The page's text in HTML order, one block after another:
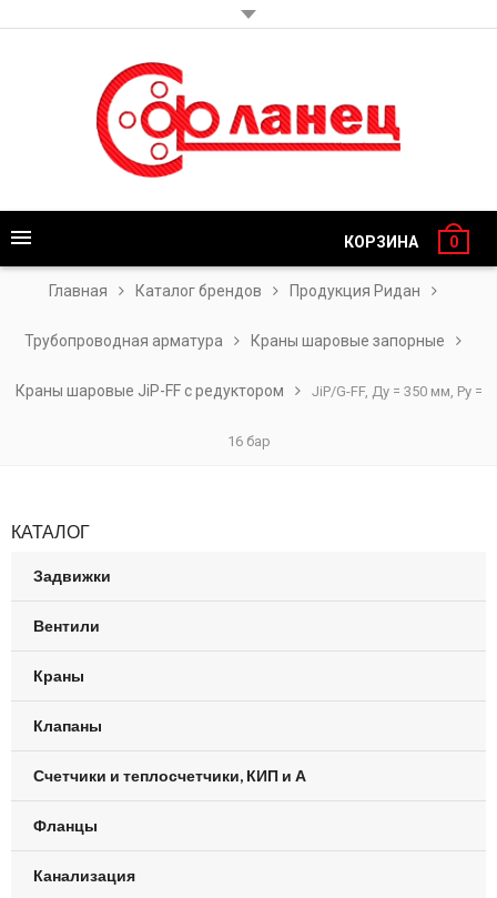
КОРЗИНА 0
Главная Каталог брендов Продукция Ридан
Трубопроводная арматура Краны шаровые запорные
Краны шаровые JiP-FF с редуктором JiP/G-FF, Ду = 350 мм, Ру =
16 бар
КАТАЛОГ
Задвижки
Вентили
Краны
Клапаны
Счетчики и теплосчетчики, КИП и А
Фланцы
Канализация